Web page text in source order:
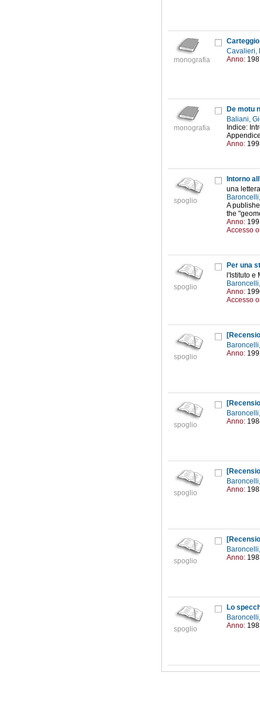
monografia
Carteggio
Cavalieri,
Anno:
monografia
De motu
Baliani,
Indice:
Anno:
spoglio
Intorno
una
A
the
Anno:
Accesso
spoglio
Per una
l'Istituto e
Anno:
Accesso
spoglio
Anno:
spoglio
Anno:
spoglio
Anno:
spoglio
Anno:
spoglio
Lo
Anno: